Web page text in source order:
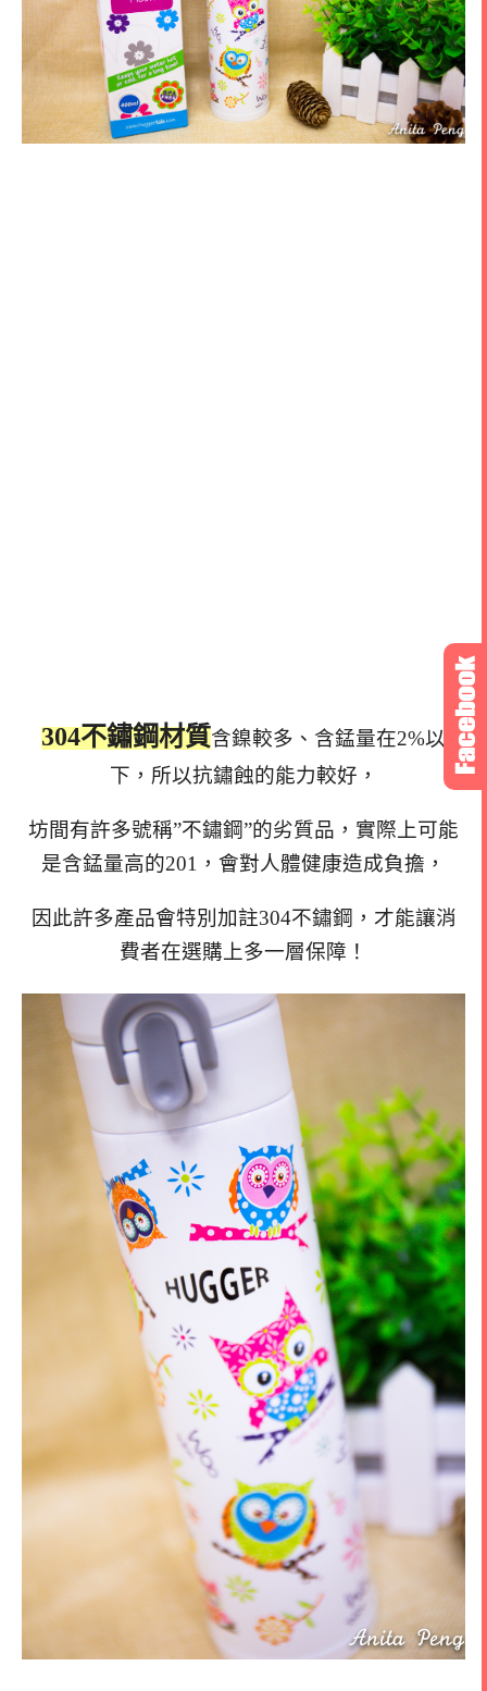
304不鏽鋼材質含鎳較多、含錳量在2%以
下，所以抗鏽蝕的能力較好，
坊間有許多號稱”不鏽鋼”的劣質品，實際上可能
是含錳量高的201，會對人體健康造成負擔，
因此許多產品會特別加註304不鏽鋼，才能讓消
費者在選購上多一層保障！